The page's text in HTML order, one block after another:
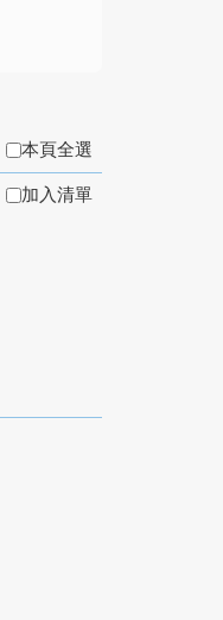
本頁全選
加入清單